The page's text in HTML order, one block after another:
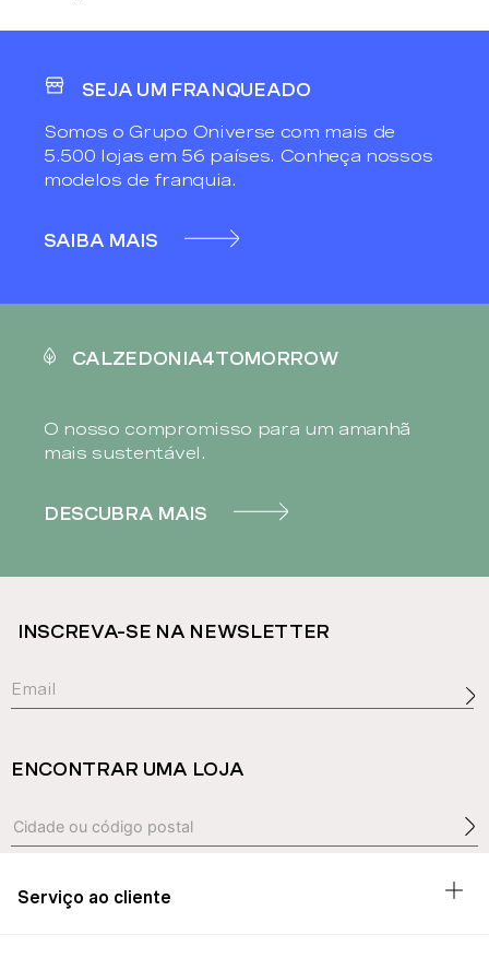
SEJA UM FRANQUEADO
Somos o Grupo Oniverse com mais de
5.500 lojas em 56 países. Conheça nossos
modelos de franquia.
SAIBA MAIS
CALZEDONIA4TOMORROW
O nosso compromisso para um amanhã
mais sustentável.
DESCUBRA MAIS
INSCREVA-SE NA NEWSLETTER
ENCONTRAR UMA LOJA
Serviço ao cliente